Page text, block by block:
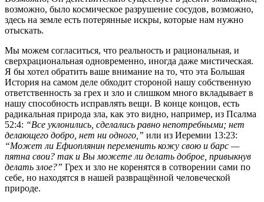
возможно, было космическое разрушение сосудов, возможно,
здесь на земле есть потерянные искры, которые нам нужно
отыскать.
Мы можем согласиться, что реальность и рациональная, и
сверхрациональная одновременно, иногда даже мистическая.
Я бы хотел обратить ваше внимание на то, что эта Большая
История на самом деле обходит стороной нашу собственную
ответственность за грех и зло и слишком много вкладывает в
нашу способность исправлять вещи. В конце концов, есть
радикальная природа зла, как это видно, например, из Псалма
52:4: “Все уклонились, сделались равно непотребными; нет
делающего добро, нет ни одного,” или из Иеремии 13:23:
“Может ли Ефиоплянин переменить кожу свою и барс —
пятна свои? так и Вы можете ли делать доброе, привыкнув
делать злое?” Грех и зло не коренятся в сотворении сами по
себе, но находятся в нашей развращённой человеческой
природе.